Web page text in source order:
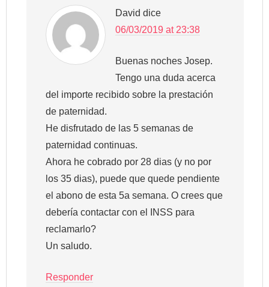
David dice
06/03/2019 at 23:38
Buenas noches Josep.
Tengo una duda acerca
del importe recibido sobre la prestación
de paternidad.
He disfrutado de las 5 semanas de
paternidad continuas.
Ahora he cobrado por 28 dias (y no por
los 35 dias), puede que quede pendiente
el abono de esta 5a semana. O crees que
debería contactar con el INSS para
reclamarlo?
Un saludo.
Responder